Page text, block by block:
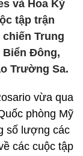
và Hoa Kỳ
tập trận
Trung
Biển Đông,
Trường Sa.
vừa qua
phòng Mỹ
số lượng các
các cuộc tập